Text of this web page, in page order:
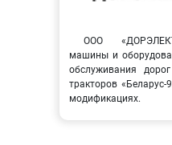
ООО
машины и
обслуживания
тракторов «Беларус-
модификациях.